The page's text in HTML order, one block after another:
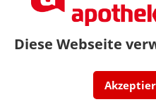
Diese Webseite
NEWSLETTER
Jetzt
abonnieren